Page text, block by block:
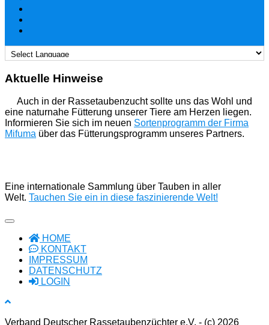
Aktuelle Hinweise
Auch in der Rassetaubenzucht sollte uns das Wohl und
eine naturnahe Fütterung unserer Tiere am Herzen liegen.
Informieren Sie sich im neuen Sortenprogramm der Firma
Mifuma über das Fütterungsprogramm unseres Partners.
Eine internationale Sammlung über Tauben in aller
Welt. Tauchen Sie ein in diese faszinierende Welt!
HOME
KONTAKT
IMPRESSUM
DATENSCHUTZ
LOGIN
Verband Deutscher Rassetaubenzüchter e.V. - (c) 2026